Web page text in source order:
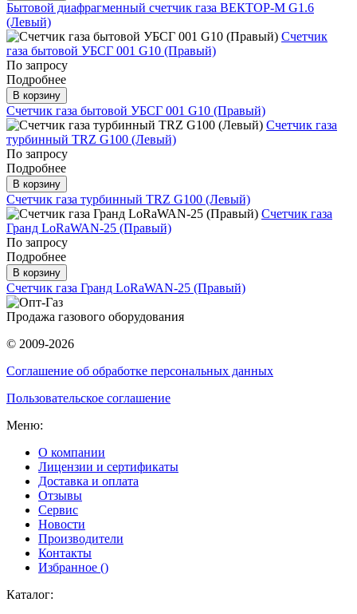
Бытовой диафрагменный счетчик газа ВЕКТОР-М G1.6
(Левый)
Счетчик
газа бытовой УБСГ 001 G10 (Правый)
По запросу
Подробнее
В корзину
Счетчик газа бытовой УБСГ 001 G10 (Правый)
Счетчик газа
турбинный TRZ G100 (Левый)
По запросу
Подробнее
В корзину
Счетчик газа турбинный TRZ G100 (Левый)
Счетчик газа
Гранд LoRaWAN-25 (Правый)
По запросу
Подробнее
В корзину
Счетчик газа Гранд LoRaWAN-25 (Правый)
Продажа газового оборудования
© 2009-2026
Соглашение об обработке персональных данных
Пользовательское соглашение
Меню:
О компании
Лицензии и сертификаты
Доставка и оплата
Отзывы
Сервис
Новости
Производители
Контакты
Избранное ()
Каталог: